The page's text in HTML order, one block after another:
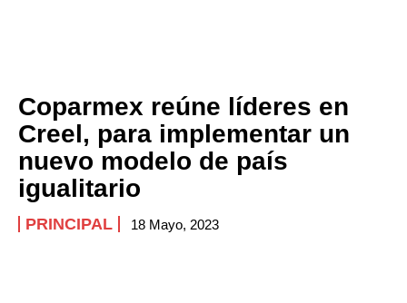
Coparmex reúne líderes en
Creel, para implementar un
nuevo modelo de país
igualitario
PRINCIPAL 18 Mayo, 2023